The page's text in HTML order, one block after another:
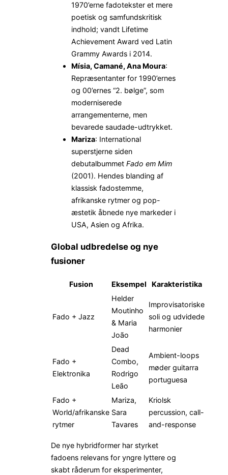
1970’erne fadotekster et mere
poetisk og samfundskritisk
indhold; vandt Lifetime
Achievement Award ved Latin
Grammy Awards i 2014.
Mísia, Camané, Ana Moura:
Repræsentanter for 1990’ernes
og 00’ernes “2. bølge”, som
moderniserede
arrangementerne, men
bevarede saudade-udtrykket.
Mariza: International
superstjerne siden
debutalbummet Fado em Mim
(2001). Hendes blanding af
klassisk fadostemme,
afrikanske rytmer og pop-
æstetik åbnede nye markeder i
USA, Asien og Afrika.
Global udbredelse og nye
fusioner
Fusion Eksempel Karakteristika
Fado + Jazz
Helder
Moutinho
& Maria
João
Improvisatoriske
soli og udvidede
harmonier
Fado +
Elektronika
Dead
Combo,
Rodrigo
Leão
Ambient-loops
møder guitarra
portuguesa
Fado +
World/afrikanske
rytmer
Mariza,
Sara
Tavares
Kriolsk
percussion, call-
and-response
De nye hybridformer har styrket
fadoens relevans for yngre lyttere og
skabt råderum for eksperimenter,